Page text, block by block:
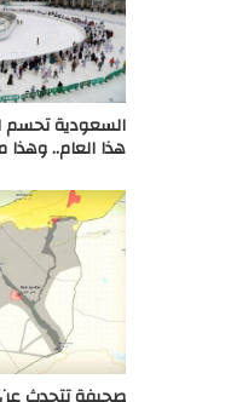
السعودية تحسم
هذا العام.. وهذا